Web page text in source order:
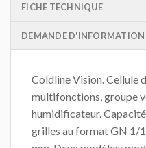
FICHE TECHNIQUE
DEMANDE D'INFORMATION
Coldline Vision. Cellule
multifonctions, groupe
humidificateur.
grilles au format GN 1/